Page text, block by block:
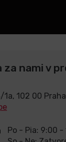
nami v
1a, 102 00
Po - Pia: 9:00 -